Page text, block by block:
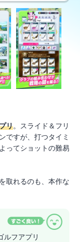
リ。スライド＆フリ
ですが、打つタイミ
ってショットの難易
取れるのも、本作な
ルフアプリ